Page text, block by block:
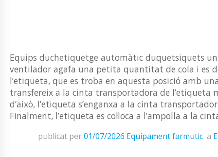
Equips duchetiquetge automàtic duquetsiquets
ventilador agafa una petita quantitat de cola i es
l’etiqueta, que es troba en aquesta posició amb
transfereix a la cinta transportadora de l’etiqueta
d’això, l’etiqueta s’enganxa a la cinta
Finalment, l’etiqueta es col·loca a l’ampolla a la
publicat per01/07/2026 Equipament farmutic a